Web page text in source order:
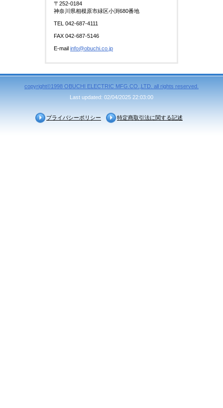
〒252-0184
神奈川県相模原市緑区小渕680番地
TEL 042-687-4111
FAX 042-687-5146
E-mail info@obuchi.co.jp
copyright©1998 OBUCHI ELECTRIC MFG.CO.,LTD. all rights reserved.
Last updated: 02/04/2025 22:03:00
プライバシーポリシー 特定商取引法に関する記述